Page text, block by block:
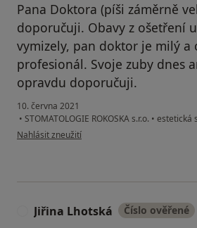
Pana Doktora (píši záměrně
doporučuji. Obavy z ošetření
vymizely, pan doktor je milý a
profesionál. Svoje zuby dnes
opravdu doporučuji.
10. června 2021
• STOMATOLOGIE ROKOSKA s.r.o. • estetická
podle názoru uživatele J.H.
Nahlásit zneužití
Jiřina Lhotská Číslo ověřené